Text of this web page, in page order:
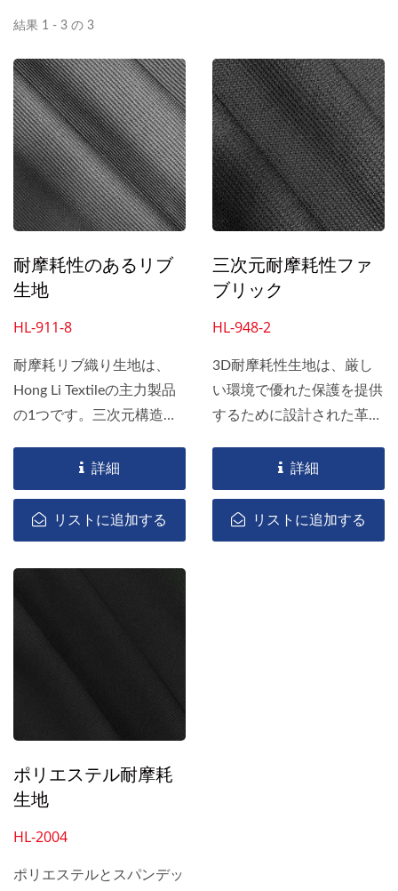
結果 1 - 3 の 3
耐摩耗性のあるリブ
生地
HL-911-8
耐摩耗リブ織り生地は、
Hong Li Textileの主力製品
の1つです。三次元構造と
る厚手のリブ織り生地で、
より良い保護と耐久性を提
供できます。また、通気性
と吸湿性もあり、さまざま
詳細
リストに追加する
三次元耐摩耗性ファ
ブリック
HL-948-2
3D耐摩耗性生地は、厳し
い環境で優れた保護を提供
するために設計された革新
詳細
リストに追加する
ポリエステル耐摩耗
生地
HL-2004
ポリエステルとスパンデッ